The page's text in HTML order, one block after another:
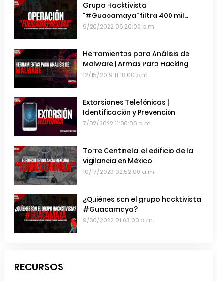
Grupo Hacktivista
"#Guacamaya" filtra 400 mil
emails de las Fuerzas Armadas de
9/20/2022 06:20:00 p.m.
Herramientas para Análisis de
Malware | Armas Para Hacking
12/15/2019 11:18:00 p.m.
Extorsiones Telefónicas |
Identificación y Prevención
7/02/2022 11:00:00 a.m.
Torre Centinela, el edificio de la
vigilancia en México
10/17/2023 02:52:00 a.m.
¿Quiénes son el grupo hacktivista
#Guacamaya?
9/30/2022 01:03:00 a.m.
RECURSOS